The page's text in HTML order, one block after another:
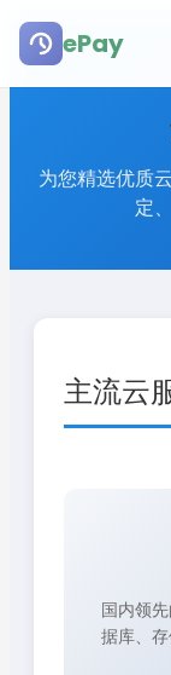
ePay
为您精选优质
定
主流云
国内领
据库、